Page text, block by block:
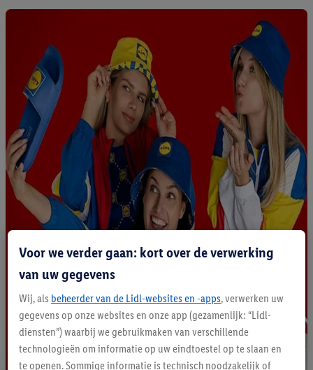
Voor we verder gaan: kort over de verwerking
van uw gegevens
Wij, als beheerder van de Lidl-websites en -apps, verwerken uw
gegevens op onze websites en onze app (gezamenlijk: “Lidl-
diensten”) waarbij we gebruikmaken van verschillende
technologieën om informatie op uw eindtoestel op te slaan en
te openen. Sommige informatie is technisch noodzakelijk of